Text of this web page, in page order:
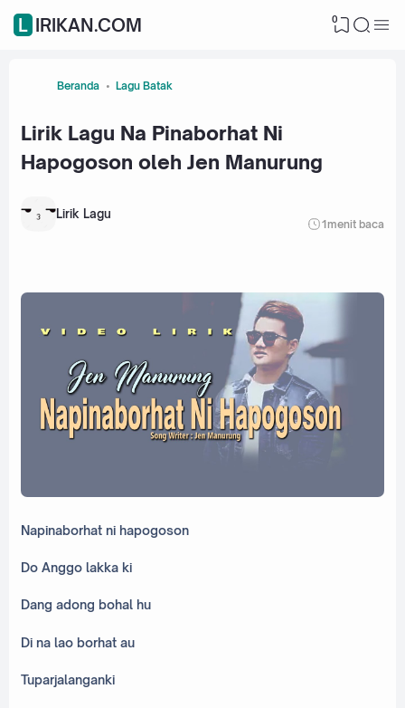
LIRIKAN.COM 0
Beranda Lagu Batak
Lirik Lagu Na Pinaborhat Ni
Hapogoson oleh Jen Manurung
Lirik Lagu
1menit baca
Napinaborhat ni hapogoson
Do Anggo lakka ki
Dang adong bohal hu
Di na lao borhat au
Tuparjalanganki